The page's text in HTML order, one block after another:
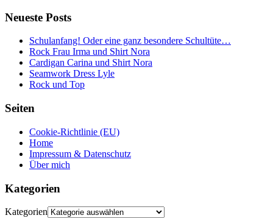
Neueste Posts
Schulanfang! Oder eine ganz besondere Schultüte…
Rock Frau Irma und Shirt Nora
Cardigan Carina und Shirt Nora
Seamwork Dress Lyle
Rock und Top
Seiten
Cookie-Richtlinie (EU)
Home
Impressum & Datenschutz
Über mich
Kategorien
Kategorien